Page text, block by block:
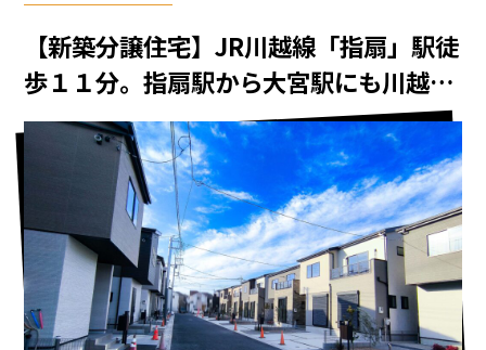
【新築分譲住宅】JR川越線「指扇」駅徒
歩１１分。指扇駅から大宮駅にも川越駅
にも電車で約９分。穏やかな時間のなが
れるグリーンガーデン大宮指扇 現地見
学会開催中